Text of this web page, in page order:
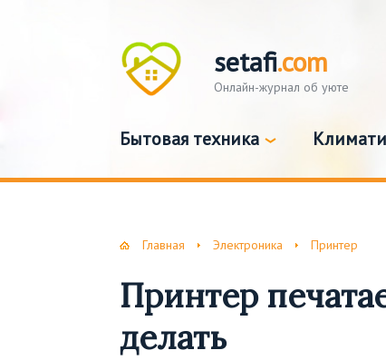
setafi.com
Онлайн-журнал об уюте
Бытовая техника
Главная Электроника Принтер
Принтер
делать